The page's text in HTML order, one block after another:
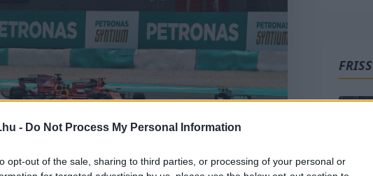
- Do Not Process My Personal Information
opt-out of the sale, sharing to third parties, or processing of your personal or
FRISS